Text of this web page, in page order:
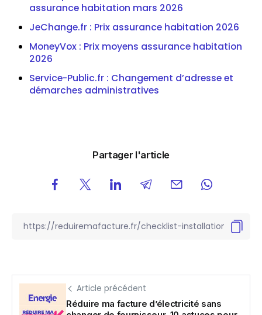
assurance habitation mars 2026
JeChange.fr : Prix assurance habitation 2026
MoneyVox : Prix moyens assurance habitation
2026
Service-Public.fr : Changement d’adresse et
démarches administratives
Partager l'article
Article précédent
Réduire ma facture d’électricité sans